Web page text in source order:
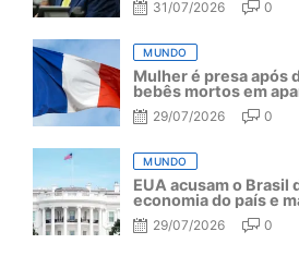
31/07/2026 0
MUNDO
Mulher é presa após
bebês mortos em
29/07/2026 0
MUNDO
EUA acusam o
economia do país e
por mais um ano
29/07/2026 0